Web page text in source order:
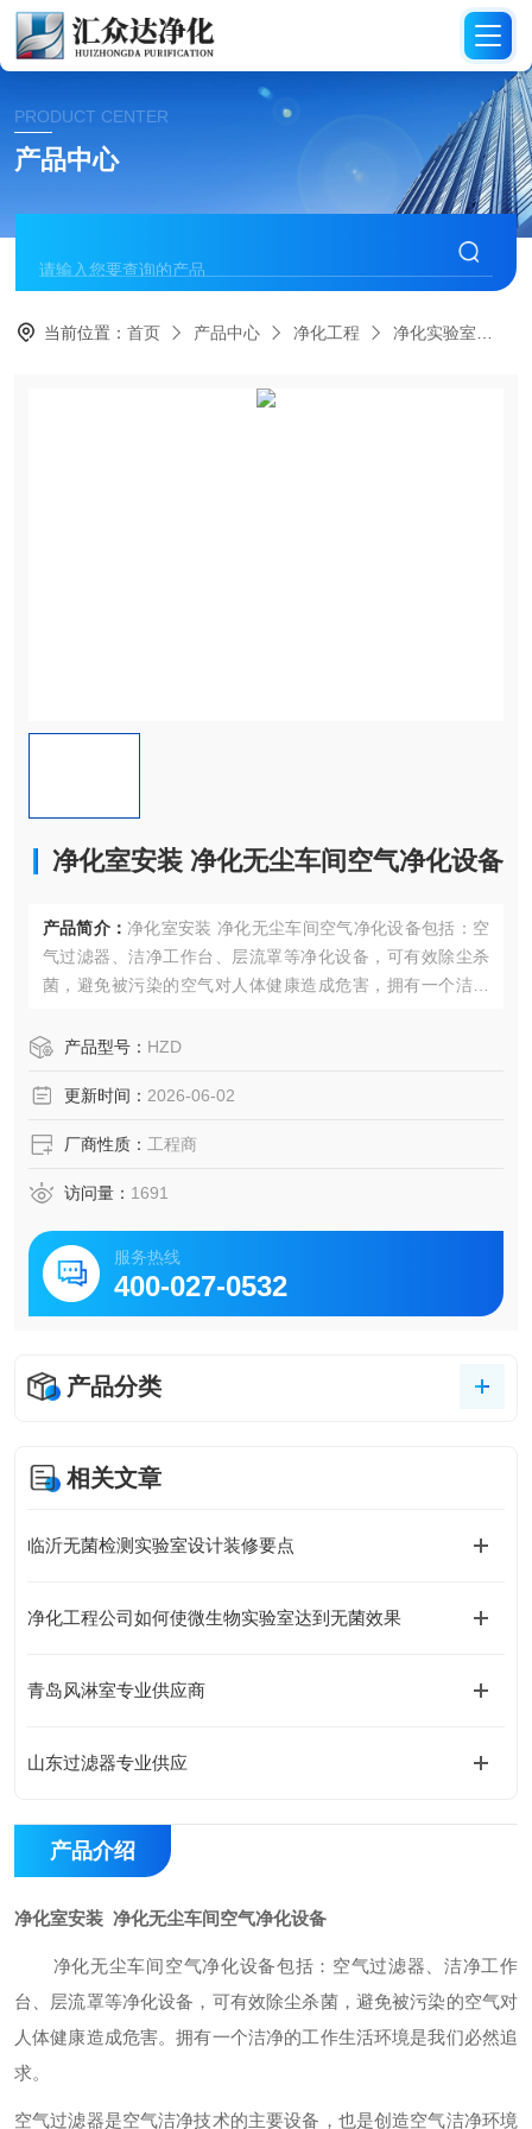
PRODUCT CENTER
产品中心
当前位置：首页 产品中心 净化工程 净化实验室
净化室安装 净化无尘车间空气净化设备
产品简介： 净化室安装 净化无尘车间空气净化设备包括：空
气过滤器、洁净工作台、层流罩等净化设备，可有效除尘杀
菌，避免被污染的空气对人体健康造成危害，拥有一个洁净
产品型号： HZD
更新时间： 2026-06-02
厂商性质： 工程商
访问量： 1691
服务热线
400-027-0532
产品分类
相关文章
临沂无菌检测实验室设计装修要点
净化工程公司如何使微生物实验室达到无菌效果
青岛风淋室专业供应商
山东过滤器专业供应
产品介绍
净化室安装 净化无尘车间空气净化设备
净化无尘车间空气净化设备包括：空气过滤器、洁净工作
台、层流罩等净化设备，可有效除尘杀菌，避免被污染的空气对
人体健康造成危害。拥有一个洁净的工作生活环境是我们必然追
求。
空气过滤器是空气洁净技术的主要设备，也是创造空气洁净环境